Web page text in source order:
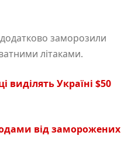
заморозили
літаками.
виділять Україні $50
від заморожених